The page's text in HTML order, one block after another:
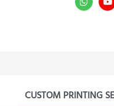
CUSTOM PRINTING